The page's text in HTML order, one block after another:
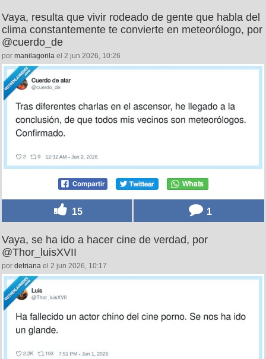
Vaya, resulta que vivir rodeado de gente que habla del
clima constantemente te convierte en meteorólogo, por
@cuerdo_de
por manilagorila el 2 jun 2026, 10:26
15 1
Vaya, se ha ido a hacer cine de verdad, por
@Thor_luisXVII
por detriana el 2 jun 2026, 10:17